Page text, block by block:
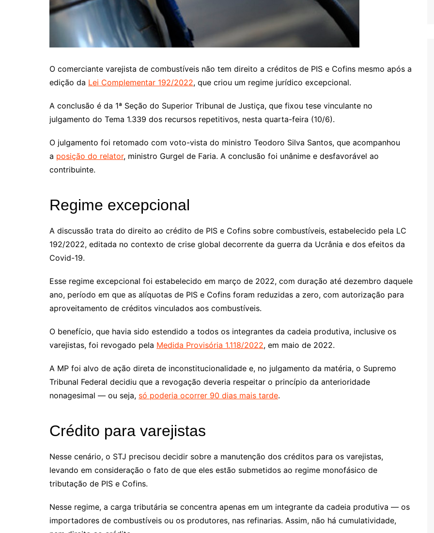
O comerciante varejista de combustíveis não tem direito a créditos de PIS e Cofins mesmo após a
edição da Lei Complementar 192/2022, que criou um regime jurídico excepcional.
A conclusão é da 1ª Seção do Superior Tribunal de Justiça, que fixou tese vinculante no
julgamento do Tema 1.339 dos recursos repetitivos, nesta quarta-feira (10/6).
O julgamento foi retomado com voto-vista do ministro Teodoro Silva Santos, que acompanhou
a posição do relator, ministro Gurgel de Faria. A conclusão foi unânime e desfavorável ao
contribuinte.
Regime excepcional
A discussão trata do direito ao crédito de PIS e Cofins sobre combustíveis, estabelecido pela LC
192/2022, editada no contexto de crise global decorrente da guerra da Ucrânia e dos efeitos da
Covid-19.
Esse regime excepcional foi estabelecido em março de 2022, com duração até dezembro daquele
ano, período em que as alíquotas de PIS e Cofins foram reduzidas a zero, com autorização para
aproveitamento de créditos vinculados aos combustíveis.
O benefício, que havia sido estendido a todos os integrantes da cadeia produtiva, inclusive os
varejistas, foi revogado pela Medida Provisória 1.118/2022, em maio de 2022.
A MP foi alvo de ação direta de inconstitucionalidade e, no julgamento da matéria, o Supremo
Tribunal Federal decidiu que a revogação deveria respeitar o princípio da anterioridade
nonagesimal — ou seja, só poderia ocorrer 90 dias mais tarde.
Crédito para varejistas
Nesse cenário, o STJ precisou decidir sobre a manutenção dos créditos para os varejistas,
levando em consideração o fato de que eles estão submetidos ao regime monofásico de
tributação de PIS e Cofins.
Nesse regime, a carga tributária se concentra apenas em um integrante da cadeia produtiva — os
importadores de combustíveis ou os produtores, nas refinarias. Assim, não há cumulatividade,